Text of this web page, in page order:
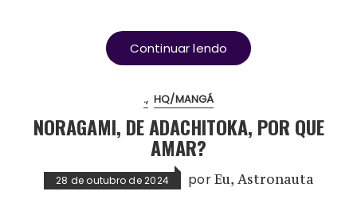
Continuar lendo
. HQ/MANGÁ
NORAGAMI, DE ADACHITOKA, POR QUE
AMAR?
28 de outubro de 2024 porEu, Astronauta